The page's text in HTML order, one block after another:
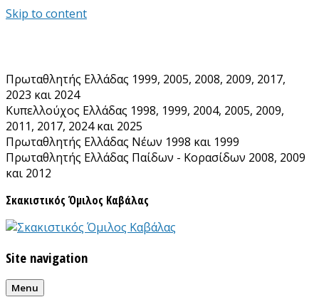
Skip to content
Πρωταθλητής Ελλάδας 1999, 2005, 2008, 2009, 2017,
2023 και 2024
Κυπελλούχος Ελλάδας 1998, 1999, 2004, 2005, 2009,
2011, 2017, 2024 και 2025
Πρωταθλητής Ελλάδας Νέων 1998 και 1999
Πρωταθλητής Ελλάδας Παίδων - Κορασίδων 2008, 2009
και 2012
Σκακιστικός Όμιλος Καβάλας
Site navigation
Menu